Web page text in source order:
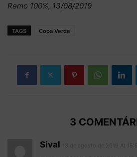
Remo 100%, 13/08/2019
TAGS Copa Verde
3
Sival